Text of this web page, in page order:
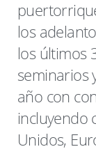
los
los últimos
seminarios
año con
incluyendo
Unidos,